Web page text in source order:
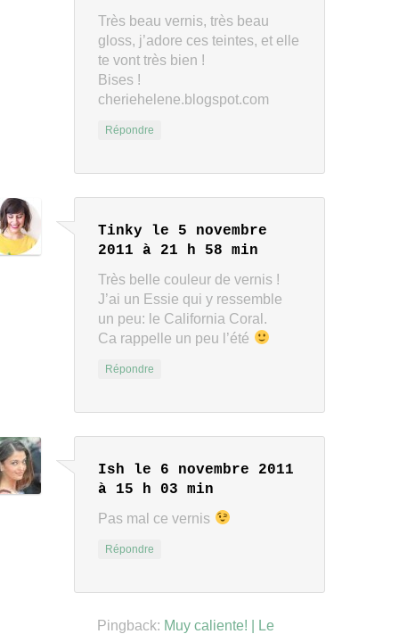
Très beau vernis, très beau
gloss, j’adore ces teintes, et elle
te vont très bien !
Bises !
cheriehelene.blogspot.com
Répondre
Tinky
le 5 novembre
2011 à 21 h 58 min
Très belle couleur de vernis !
J’ai un Essie qui y ressemble
un peu: le California Coral.
Ca rappelle un peu l’été
Répondre
Ish
le 6 novembre 2011
à 15 h 03 min
Pas mal ce vernis
Répondre
Pingback: Muy caliente! | Le